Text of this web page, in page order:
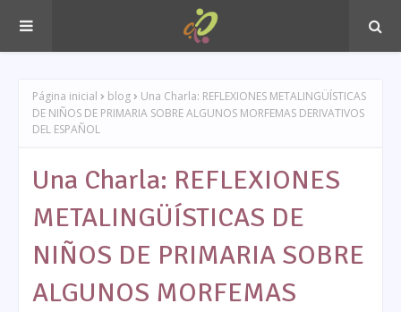
Página inicial blog
Una Charla: REFLEXIONES METALINGÜÍSTICAS
DE NIÑOS DE PRIMARIA SOBRE ALGUNOS MORFEMAS DERIVATIVOS
DEL ESPAÑOL
Una Charla: REFLEXIONES
METALINGÜÍSTICAS DE
NIÑOS DE PRIMARIA SOBRE
ALGUNOS MORFEMAS